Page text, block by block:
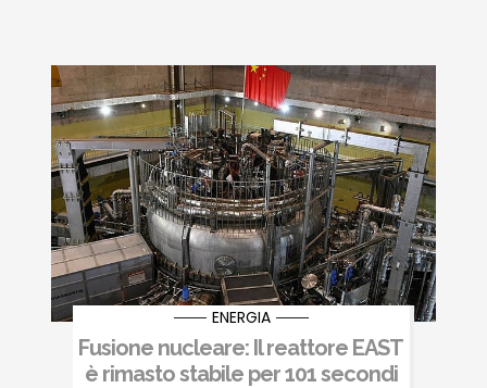
ENERGIA
Fusione nucleare: Il reattore EAST
è rimasto stabile per 101 secondi